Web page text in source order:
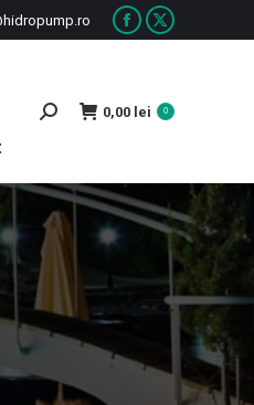
Facebook
in
X
in
Search: 0,00 lei 0